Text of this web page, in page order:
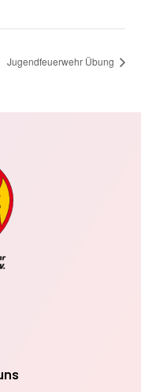
Jugendfeuerwehr Übung